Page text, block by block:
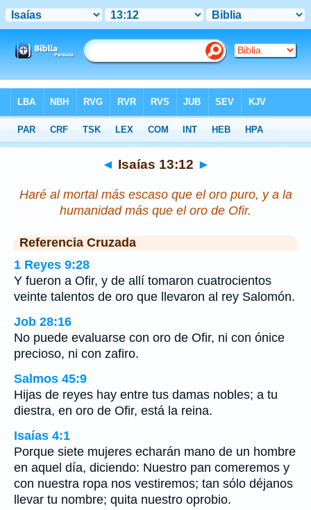
>Isaías > Capítulo 13> Verso 12
◄ Isaías 13:12 ►
Haré al mortal más escaso que el oro puro, y a la
humanidad más que el oro de Ofir.
Referencia Cruzada
1 Reyes 9:28
Y fueron a Ofir, y de allí tomaron cuatrocientos
veinte talentos de oro que llevaron al rey Salomón.
Job 28:16
No puede evaluarse con oro de Ofir, ni con ónice
precioso, ni con zafiro.
Salmos 45:9
Hijas de reyes hay entre tus damas nobles; a tu
diestra, en oro de Ofir, está la reina.
Isaías 4:1
Porque siete mujeres echarán mano de un hombre
en aquel día, diciendo: Nuestro pan comeremos y
con nuestra ropa nos vestiremos; tan sólo déjanos
llevar tu nombre; quita nuestro oprobio.